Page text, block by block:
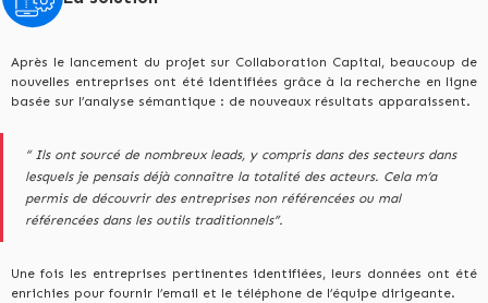
Après le lancement du projet sur Collaboration Capital, beaucoup de
nouvelles entreprises ont été identifiées grâce à la recherche en ligne
basée sur l’analyse sémantique : de nouveaux résultats apparaissent.
“ Ils ont sourcé de nombreux leads, y compris dans des secteurs dans
lesquels je pensais déjà connaître la totalité des acteurs. Cela m’a
permis de découvrir des entreprises non référencées ou mal
référencées dans les outils traditionnels”.
Une fois les entreprises pertinentes identifiées, leurs données ont été
enrichies pour fournir l’email et le téléphone de l’équipe dirigeante.